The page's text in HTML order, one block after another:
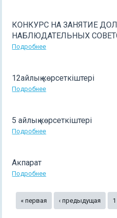
КОНКУРС НА ЗАНЯТИЕ
НАБЛЮДАТЕЛЬНЫХ
Подробнее
12айлық көрсеткіштері
Подробнее
5 айлық көрсеткіштері
Подробнее
Акпарат
Подробнее
Страницы
« первая ‹ предыдущая 1